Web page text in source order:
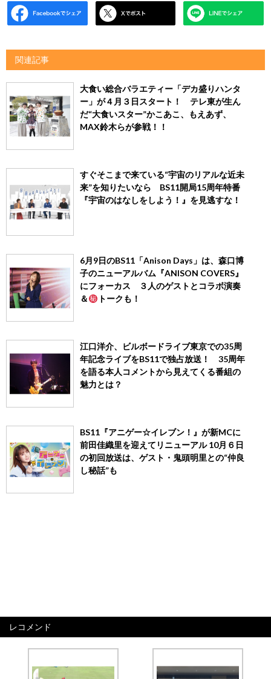
関連記事
大食い総合バラエティー「デカ盛りハンタ
ー」が４月３日スタート！ テレ東が生ん
だ“大食いスター”かこあこ、もえあず、
MAX鈴木らが参戦！！
すぐそこまで来ている“宇宙のリアルな近未
来”を知りたいなら BS11開局15周年特番
『宇宙のはなしをしよう！』を見逃すな！
6月9日のBS11「Anison Days」は、森口博
子のニューアルバム『ANISON COVERS』
にフォーカス ３人のゲストとコラボ演奏
＆
トークも！
江口洋介、ビルボードライブ東京での35周
年記念ライブをBS11で独占放送！ 35周年
を語る本人コメントから見えてくる番組の
魅力とは？
BS11『アニゲー☆イレブン！』が新MCに
前田佳織里を迎えてリニューアル 10月６日
の初回放送は、ゲスト・鬼頭明里との“仲良
し秘話”も
レコメンド